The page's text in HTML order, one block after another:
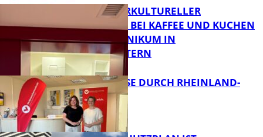
FB News
FB Gesundheit
NEUER INTERKULTURELLER
TREFFPUNKT BEI KAFFEE UND KUCHEN
IM PFALZKLINIKUM IN
KAISERSLAUTERN
SOMMERREISE DURCH RHEINLAND-
PFALZ